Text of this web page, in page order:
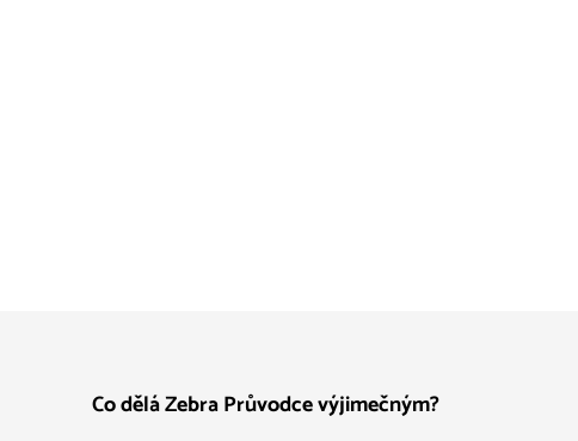
Co dělá Zebra Průvodce výjimečným?